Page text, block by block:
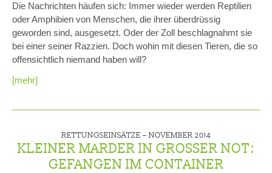
Die Nachrichten häufen sich: Immer wieder werden Reptilien
oder Amphibien von Menschen, die ihrer überdrüssig
geworden sind, ausgesetzt. Oder der Zoll beschlagnahmt sie
bei einer seiner Razzien. Doch wohin mit diesen Tieren, die so
offensichtlich niemand haben will?
[mehr]
RETTUNGSEINSÄTZE – NOVEMBER 2014
KLEINER MARDER IN GROSSER NOT: G
EFANGEN IM CONTAINER